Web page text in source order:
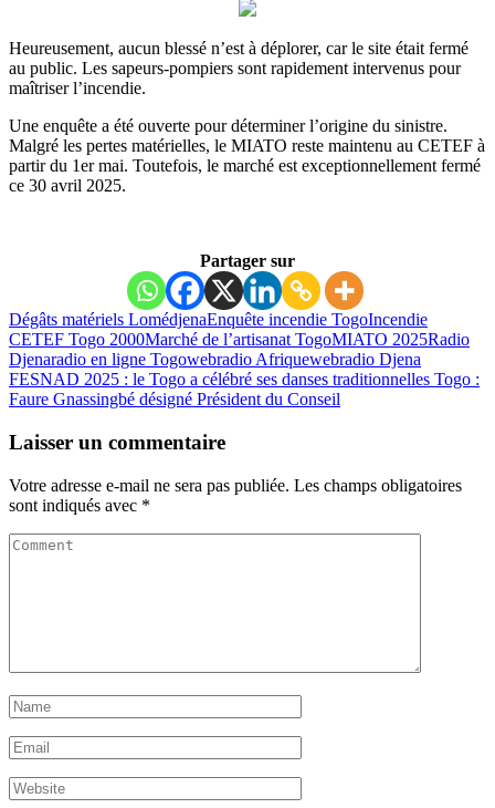
Heureusement, aucun blessé n’est à déplorer, car le site était fermé
au public. Les sapeurs-pompiers sont rapidement intervenus pour
maîtriser l’incendie.
Une enquête a été ouverte pour déterminer l’origine du sinistre.
Malgré les pertes matérielles, le MIATO reste maintenu au CETEF à
partir du 1er mai. Toutefois, le marché est exceptionnellement fermé
ce 30 avril 2025.
Partager sur
Dégâts matériels LomédjenaEnquête incendie TogoIncendie
CETEF Togo 2000Marché de l’artisanat TogoMIATO 2025Radio
Djenaradio en ligne Togowebradio Afriquewebradio Djena
FESNAD 2025 : le Togo a célébré ses danses traditionnelles Togo :
Faure Gnassingbé désigné Président du Conseil
Laisser un commentaire
Votre adresse e-mail ne sera pas publiée. Les champs obligatoires
sont indiqués avec *